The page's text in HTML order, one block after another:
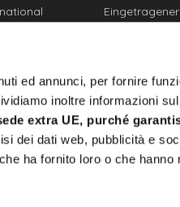
ed annunci, per fornire
inoltre informazioni
extra UE, purché
dei dati web, pubblicità e
ha fornito loro o che hanno
10156 Torino